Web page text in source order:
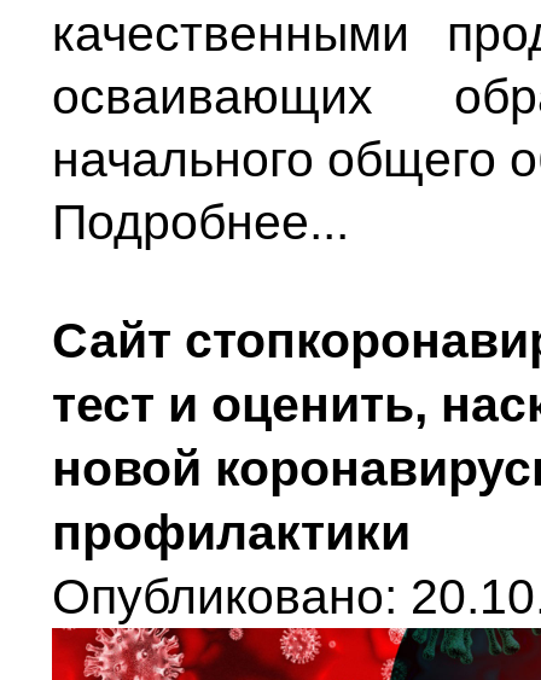
качественными
осваивающих
начального общего
Подробнее...
Сайт
тест и оценить,
новой
профилактики
Опубликовано: